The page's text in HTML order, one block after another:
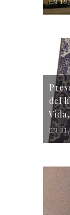
EN
del
EN